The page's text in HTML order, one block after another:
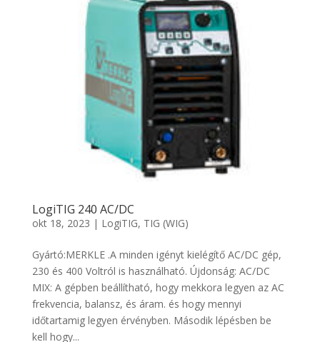
LogiTIG 240 AC/DC
okt 18, 2023 | LogiTIG, TIG (WIG)
Gyártó:MERKLE .A minden igényt kielégítő AC/DC gép,
230 és 400 Voltról is használható. Újdonság: AC/DC
MIX: A gépben beállítható, hogy mekkora legyen az AC
frekvencia, balansz, és áram. és hogy mennyi
időtartamig legyen érvényben. Második lépésben be
kell hogy...